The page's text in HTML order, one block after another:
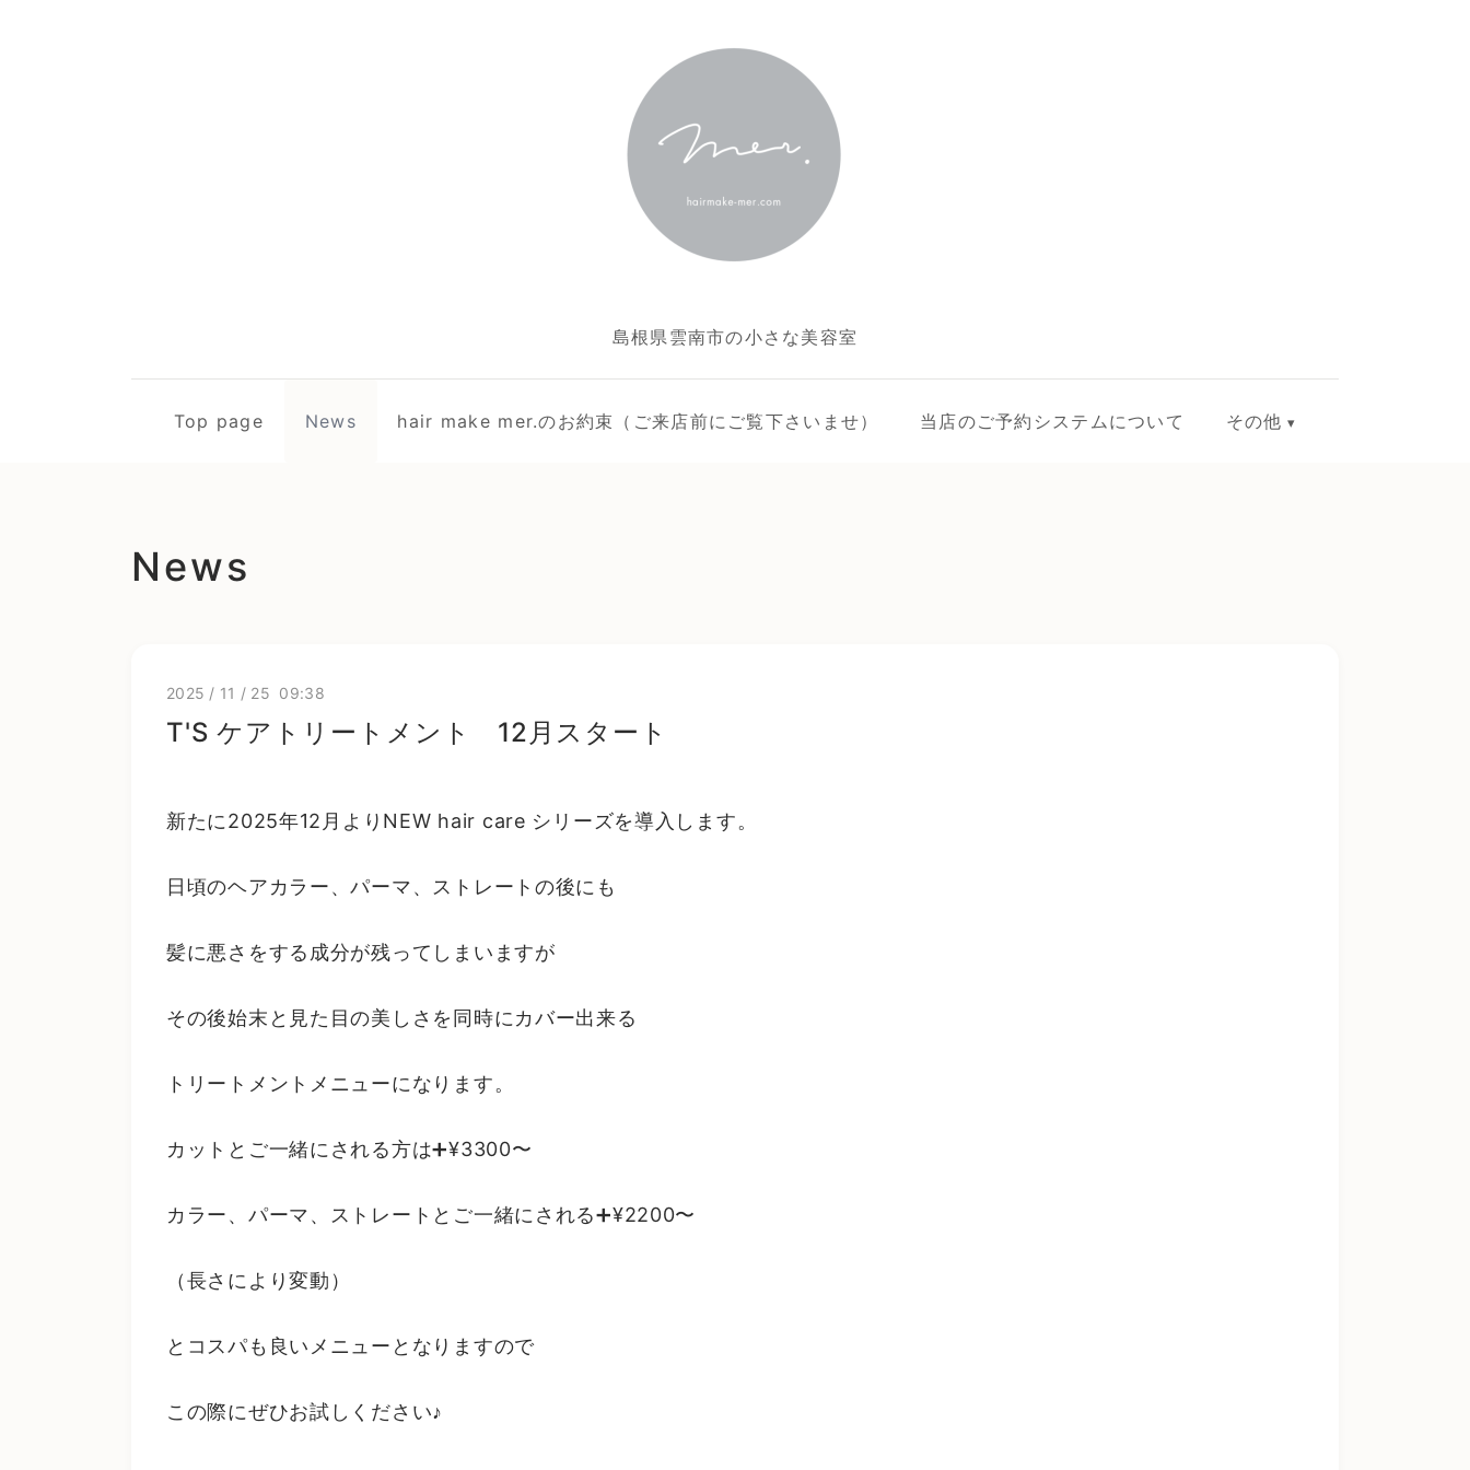
島根県雲南市の小さな美容室
Top page News hair make mer.のお約束（ご来店前にご覧下さいませ） 当店のご予約システムについて その他
News
2025 / 11 / 25 09:38
T'S ケアトリートメント 12月スタート
新たに2025年12月よりNEW hair care シリーズを導入します。
日頃のヘアカラー、パーマ、ストレートの後にも
髪に悪さをする成分が残ってしまいますが
その後始末と見た目の美しさを同時にカバー出来る
トリートメントメニューになります。
カットとご一緒にされる方は➕¥3300〜
カラー、パーマ、ストレートとご一緒にされる➕¥2200〜
（長さにより変動）
とコスパも良いメニューとなりますので
この際にぜひお試しください♪